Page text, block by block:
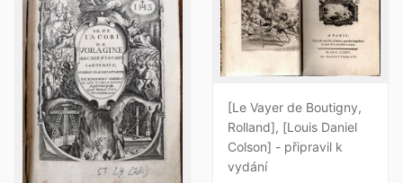
[Le Vayer de Boutigny,
Rolland], [Louis Daniel
Colson] - připravil k
vydání